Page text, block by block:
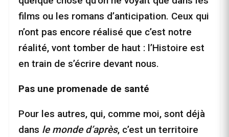
films ou les romans d’anticipation. Ceux qui
n’ont pas encore réalisé que c’est notre
réalité, vont tomber de haut : l’Histoire est
en train de s’écrire devant nous.
Pas une promenade de santé
Pour les autres, qui, comme moi, sont déjà
dans le monde d’après, c’est un territoire